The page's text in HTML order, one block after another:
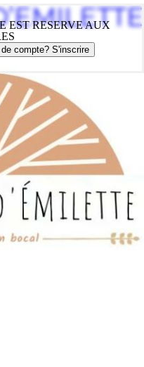
EST RESERVE AUX
compte? S'inscrire